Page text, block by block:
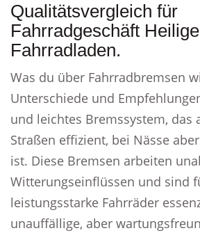
Qualitätsvergleich für
Fahrradgeschäft
Fahrradladen.
Was du über Fahrradbremsen
Unterschiede und
und leichtes Bremssystem, das
Straßen effizient, bei Nässe
ist. Diese Bremsen arbeiten
Witterungseinflüssen und sind
leistungsstarke Fahrräder
unauffällige, aber